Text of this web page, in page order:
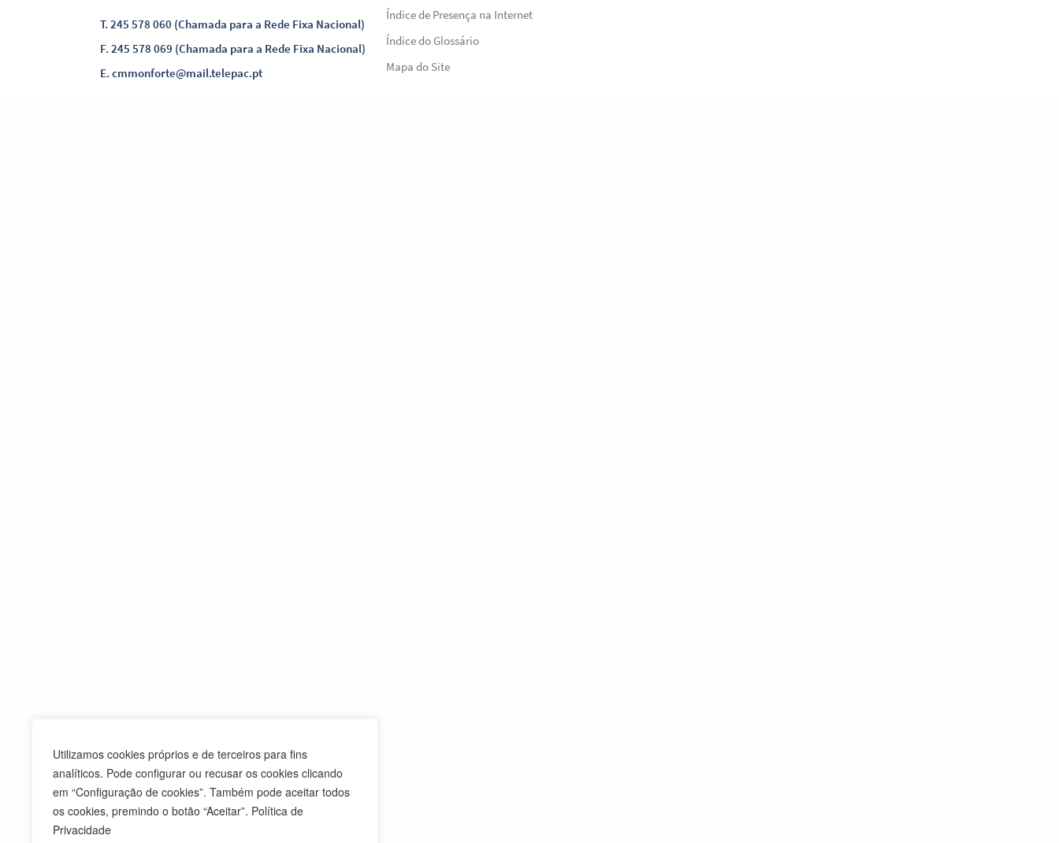
Utilizamos cookies próprios e de terceiros para fins
analíticos. Pode configurar ou recusar os cookies clicando
em “Configuração de cookies”. Também pode aceitar todos
os cookies, premindo o botão “Aceitar”. Política de
Privacidade
Filtros
T. 245 578 060 (Chamada para a Rede Fixa Nacional)
F. 245 578 069 (Chamada para a Rede Fixa Nacional)
E. cmmonforte@mail.telepac.pt
Índice de Presença na Internet
Índice do Glossário
Mapa do Site